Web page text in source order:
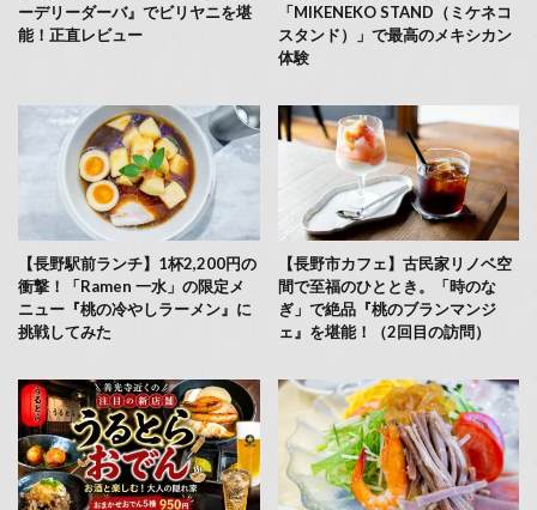
ーデリーダーバ』でビリヤニを堪
能！正直レビュー
「MIKENEKO STAND（ミケネコ
スタンド）」で最高のメキシカン
体験
【長野駅前ランチ】1杯2,200円の
衝撃！「Ramen 一水」の限定メ
ニュー『桃の冷やしラーメン』に
挑戦してみた
【長野市カフェ】古民家リノベ空
間で至福のひととき。「時のな
ぎ」で絶品『桃のブランマンジ
ェ』を堪能！（2回目の訪問）